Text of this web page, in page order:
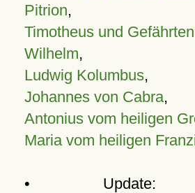
Pitrion,
Timotheus und Gefährten
Wilhelm,
Ludwig Kolumbus,
Johannes von Cabra,
Antonius vom heiligen
Maria vom heiligen
•